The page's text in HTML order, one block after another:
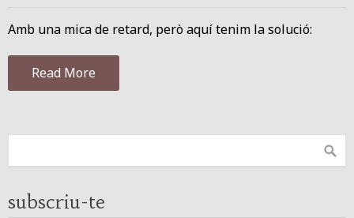
Amb una mica de retard, però aquí tenim la solució:
Read More
subscriu-te